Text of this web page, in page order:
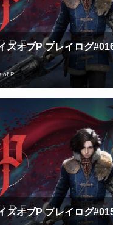
ズオブP プレイログ
of P
ズオブP プレイログ